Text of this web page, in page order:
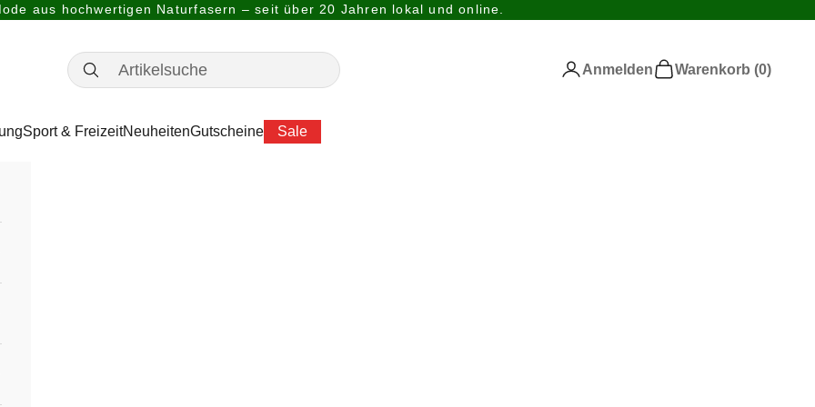
aus hochwertigen Naturfasern – seit über 20 Jahren lokal und online.
Sport & FreizeitNeuheitenGutscheine Sale
Anmelden
AnmeldenWarenkorb
Warenkorb (0)